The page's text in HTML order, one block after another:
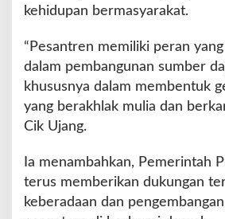
n
l
kehidupan bermasyarakat.
“Pesantren memiliki peran
dalam pembangunan sumber
khususnya dalam membentuk
yang berakhlak mulia dan
Cik Ujang.
Ia menambahkan, Pemerintah
terus memberikan dukungan
keberadaan dan